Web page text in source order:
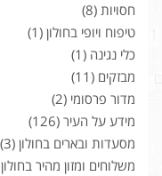
חסויות (8)
טיפוח ויופי בחולון (1)
כלי נגינה (1)
מבזקים (11)
מדור פרסומי (2)
מידע על העיר (126)
מסעדות ובארים בחולון (3)
משלוחים ומזון מהיר בחולון